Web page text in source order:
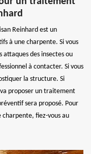
Reinhard est un
à une charpente. Si vous
des insectes ou
à contacter. Si vous
la structure. Si
proposer un traitement
sera proposé. Pour
fiez-vous au